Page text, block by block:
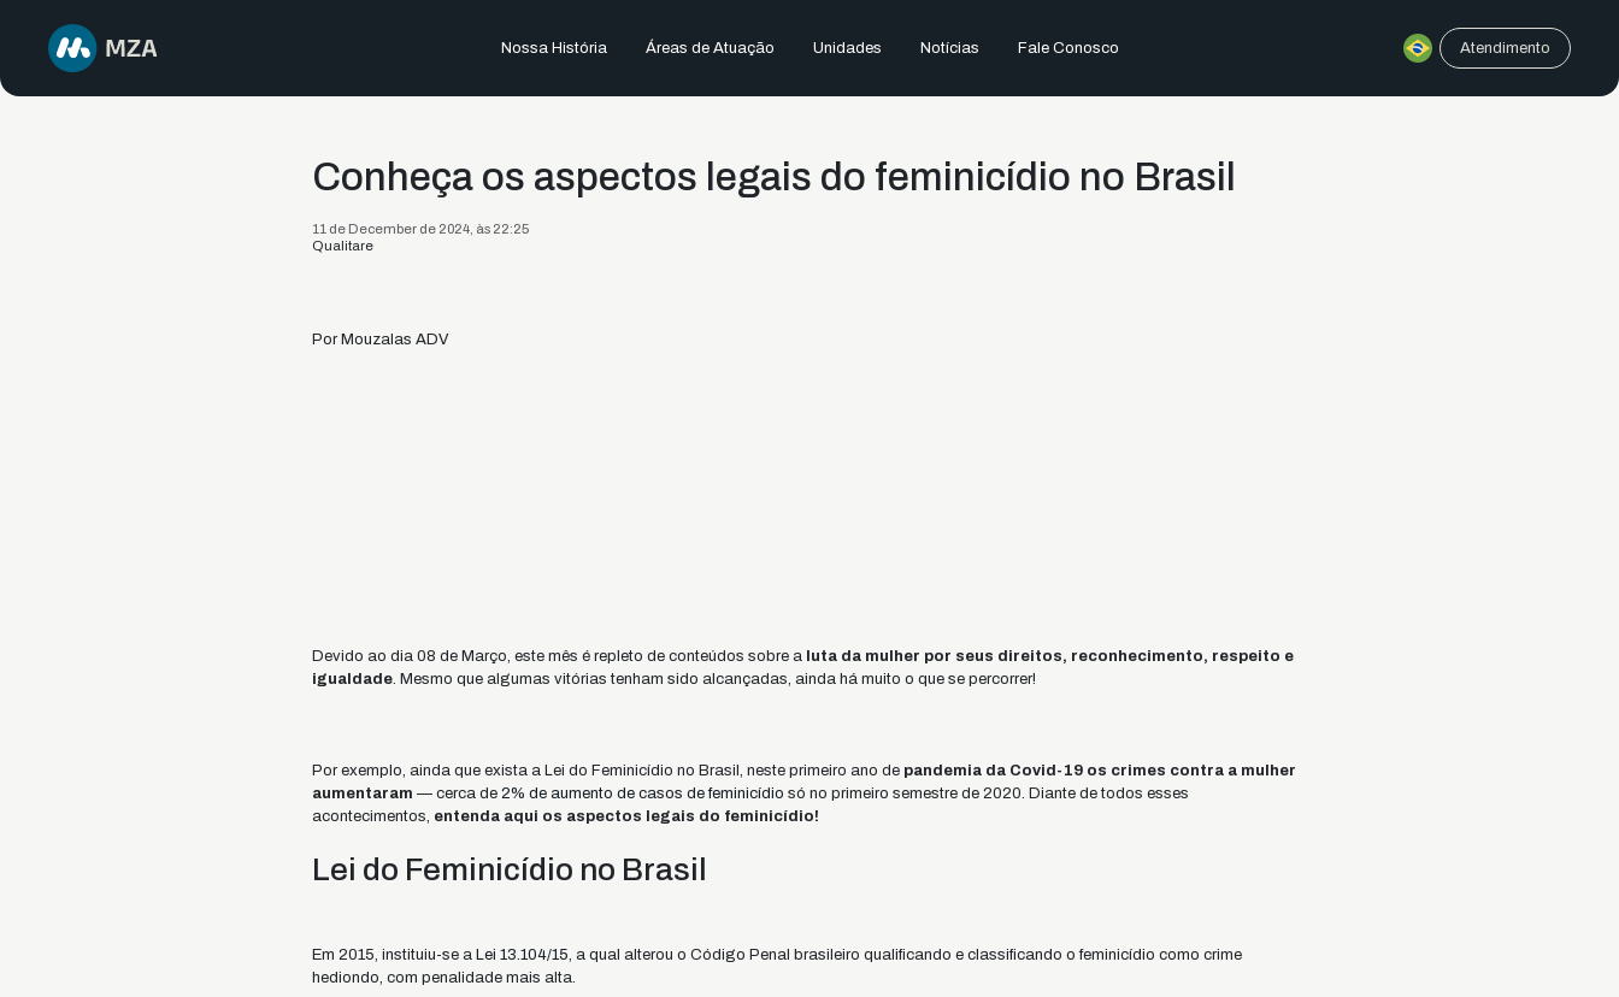
Nossa História Áreas de Atuação Unidades Notícias Fale Conosco Atendimento
Conheça os aspectos legais do feminicídio no Brasil
11 de December de 2024, às 22:25
Qualitare
Por Mouzalas ADV
Devido ao dia 08 de Março, este mês é repleto de conteúdos sobre aluta da mulher por seus direitos, reconhecimento, respeito e
igualdade. Mesmo que algumas vitórias tenham sido alcançadas, ainda há muito o que se percorrer!
Por exemplo, ainda que exista a Lei do Feminicídio no Brasil, neste primeiro ano de pandemia da Covid-19 os crimes contra a mulher
aumentaram — cerca de 2% de aumento de casos de feminicídio só no primeiro semestre de 2020. Diante de todos esses
acontecimentos, entenda aqui os aspectos legais do feminicídio!
Lei do Feminicídio no Brasil
Em 2015, instituiu-se a Lei 13.104/15, a qual alterou o Código Penal brasileiro qualificando e classificando o feminicídio como crime
hediondo, com penalidade mais alta.